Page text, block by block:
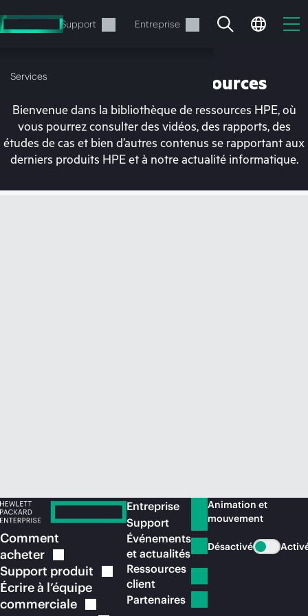
au
contenu
Support Entreprise
Services
Votre panier est
Bibliothèque de ressources
Bienvenue dans la bibliothèque de ressources HPE, où
vous pourrez consulter des vidéos, des rapports, des
études de cas et bien d’autres contenus se rapportant aux
derniers produits HPE et à notre actualité informatique.
Comment
acheter
Support produit
Écrire à l’équipe
commerciale
Entreprise
Support
Événements
et actualités
Ressources
client
Partenaires
Animation et
mouvement
Désactivé